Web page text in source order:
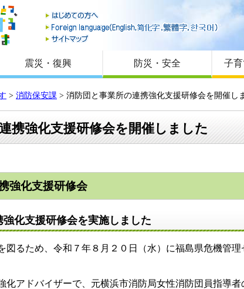
は
サイ
震災・復興 防災・安全 子
> 消防保安課 > 消防団と事業所の連携強化支援研修会を開催し
携強化支援研修会を開催しました
強化支援研修会
化支援研修会を実施しました
図るため、令和７年８月２０日（水）に福島県危機管
化アドバイザーで、元横浜市消防局女性消防団員指導